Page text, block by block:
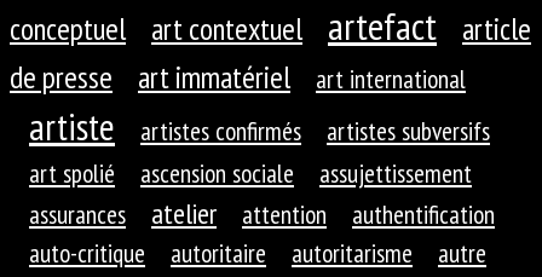
conceptuel
art contextuel artefact
article
de presse
art immatériel art international
artiste artistes confirmés
artistes subversifs
art spolié
ascension sociale
assujettissement
assurances
atelier attention
authentification
auto-critique
autoritaire autoritarisme
autre